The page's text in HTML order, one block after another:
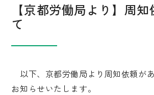
【京都労働局より】周
て
以下、京都労働局より周知依頼があ
お知らせいたします。